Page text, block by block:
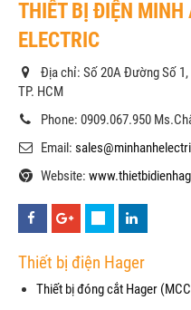
THIẾT BỊ ĐIỆN
ELECTRIC
Địa chỉ: Số 20A Đường Số 1,
TP. HCM
Phone: 0909.067.950
Email:
Website:
Thiết bị điện Hager
Thiết bị đóng cắt Hager